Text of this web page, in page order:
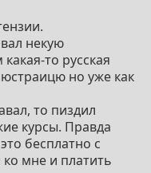
некую
то русская
но уже как
то пиздил
курсы. Правда
бесплатно с
мне и платить